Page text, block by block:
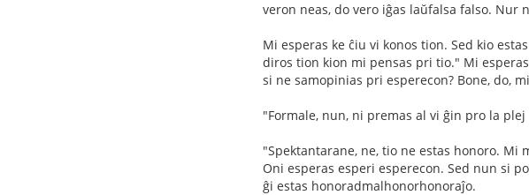
veron neas, do vero iĝas laŭfalsa falso. Nur
Mi esperas ke ĉiu vi konos tion. Sed kio
diros tion kion mi pensas pri tio." Mi
si ne samopinias pri esperecon? Bone, do,
"Formale, nun, ni premas al vi ĝin pro la
"Spektantarane, ne, tio ne estas honoro. Mi
Oni esperas esperi esperecon. Sed nun si
ĝi estas honoradmalhonorhonoraĵo.